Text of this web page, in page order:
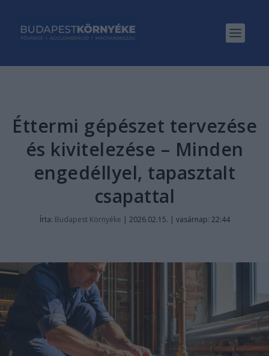
Éttermi gépészet tervezése
és kivitelezése – Minden
engedéllyel, tapasztalt
csapattal
Írta: Budapest Környéke | 2026.02.15. | vasárnap: 22:44